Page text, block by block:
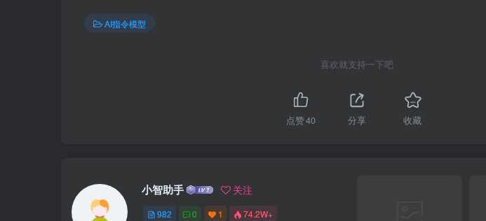
AI指令模型
喜欢就支持一下吧
点赞40 分享 收藏
小智助手 关注
982 0 1 74.2W+